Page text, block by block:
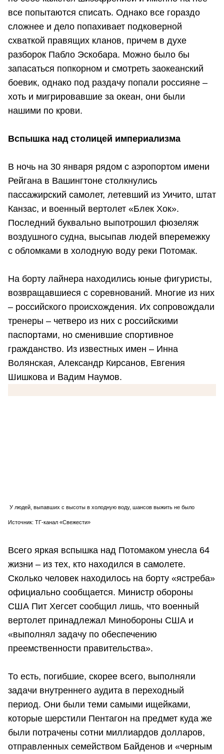
все попытаются списать. Однако все гораздо
сложнее и дело попахивает подковерной
схваткой правящих кланов, причем в духе
разборок Пабло Эскобара. Можно было бы
запасаться попкорном и смотреть заокеанский
боевик, однако под раздачу попали россияне –
хоть и мигрировавшие за океан, они были
нашими по крови.
Вспышка над столицей империализма
В ночь на 30 января рядом с аэропортом имени
Рейгана в Вашингтоне столкнулись
пассажирский самолет, летевший из Уичито, штат
Канзас, и военный вертолет «Блек Хок».
Последний буквально выпотрошил фюзеляж
воздушного судна, высыпав людей вперемежку
с обломками в холодную воду реки Потомак.
На борту лайнера находились юные фигуристы,
возвращавшиеся с соревнований. Многие из них
– российского происхождения. Их сопровождали
тренеры – четверо из них с российскими
паспортами, но сменившие спортивное
гражданство. Из известных имен – Инна
Волянская, Александр Кирсанов, Евгения
Шишкова и Вадим Наумов.
У людей, выпавших с высоты в холодную воду, шансов выжить не было
Источник: ТГ-канал «Свежести»
Всего яркая вспышка над Потомаком унесла 64
жизни – из тех, кто находился в самолете.
Сколько человек находилось на борту «ястреба»
официально сообщается. Министр обороны
США Пит Хегсет сообщил лишь, что военный
вертолет принадлежал Минобороны США и
«выполнял задачу по обеспечению
преемственности правительства».
То есть, погибшие, скорее всего, выполняли
задачи внутреннего аудита в переходный
период. Они были теми самыми ищейками,
которые шерстили Пентагон на предмет куда же
были потрачены сотни миллиардов долларов,
отправленных семейством Байденов и «черным